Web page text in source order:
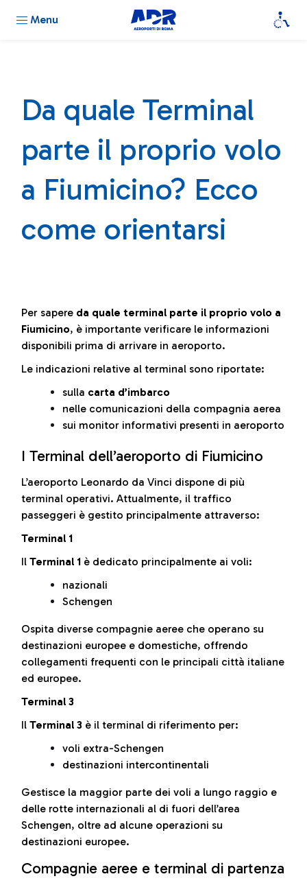
Menu
Da quale Terminal
parte il proprio volo
a Fiumicino? Ecco
come orientarsi
Per sapere da quale terminal parte il proprio volo a
Fiumicino, è importante verificare le informazioni
disponibili prima di arrivare in aeroporto.
Le indicazioni relative al terminal sono riportate:
sulla carta d’imbarco
nelle comunicazioni della compagnia aerea
sui monitor informativi presenti in aeroporto
I Terminal dell’aeroporto di Fiumicino
L’aeroporto Leonardo da Vinci dispone di più
terminal operativi. Attualmente, il traffico
passeggeri è gestito principalmente attraverso:
Terminal 1
Il Terminal 1 è dedicato principalmente ai voli:
nazionali
Schengen
Ospita diverse compagnie aeree che operano su
destinazioni europee e domestiche, offrendo
collegamenti frequenti con le principali città italiane
ed europee.
Terminal 3
Il Terminal 3 è il terminal di riferimento per:
voli extra-Schengen
destinazioni intercontinentali
Gestisce la maggior parte dei voli a lungo raggio e
delle rotte internazionali al di fuori dell’area
Schengen, oltre ad alcune operazioni su
destinazioni europee.
Compagnie aeree e terminal di partenza